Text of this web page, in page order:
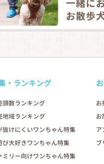
・ランキング
頭数ランキング
地域ランキング
抜けにくいワンちゃん特集
び大好きワンちゃん特集
ミリー向けワンちゃん特集
お
お
ア
ブ